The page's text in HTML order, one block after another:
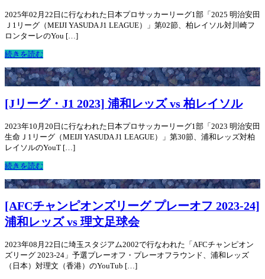
2025年02月22日に行なわれた日本プロサッカーリーグ1部「2025 明治安田
Ｊ1リーグ（MEIJI YASUDA J1 LEAGUE）」第02節、柏レイソル対川崎フ
ロンターレのYou […]
続きを読む
[Jリーグ・J1 2023] 浦和レッズ vs 柏レイソル
2023年10月20日に行なわれた日本プロサッカーリーグ1部「2023 明治安田
生命Ｊ1リーグ（MEIJI YASUDA J1 LEAGUE）」第30節、浦和レッズ対柏
レイソルのYouT […]
続きを読む
[AFCチャンピオンズリーグ プレーオフ 2023-24]
浦和レッズ vs 理文足球会
2023年08月22日に埼玉スタジアム2002で行なわれた「AFCチャンピオン
ズリーグ 2023-24」予選プレーオフ・プレーオフラウンド、浦和レッズ
（日本）対理文（香港）のYouTub […]